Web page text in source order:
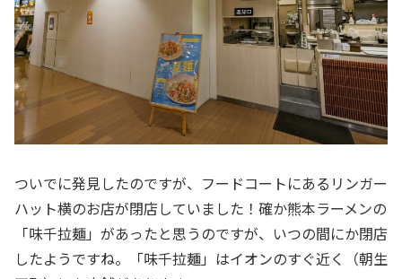
ついでに発見したのですが、フードコートにあるリンガー
ハット横のお店が閉店していました！確か熊本ラーメンの
「味千拉麺」があったと思うのですが、いつの間にか閉店
したようですね。「味千拉麺」はイオンのすぐ近く（朝生